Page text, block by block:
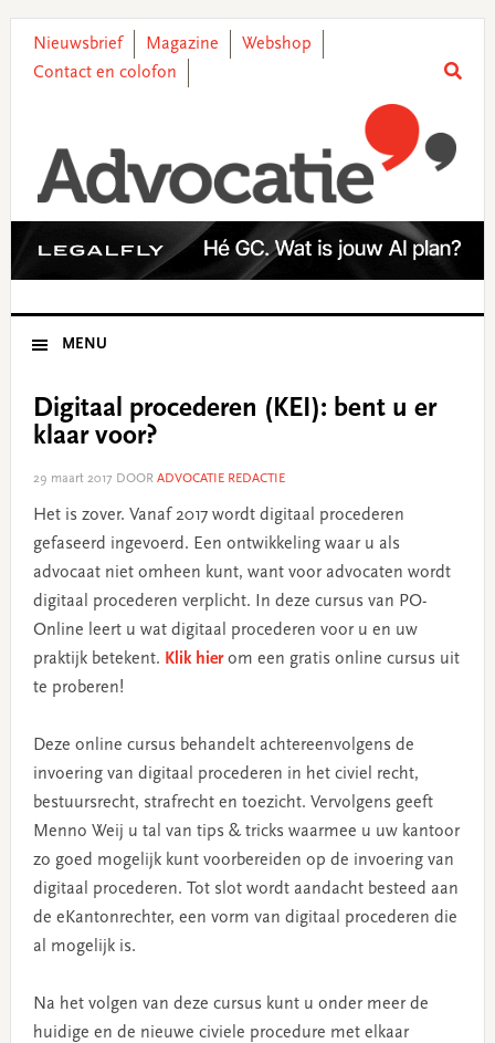
primary
main
primary
footer
Nieuwsbrief Magazine
Webshop
Contact en colofon
MENU
Digitaal procederen (KEI): bent u er
klaar voor?
29 maart 2017 DOOR ADVOCATIE REDACTIE
Het is zover. Vanaf 2017 wordt digitaal procederen
gefaseerd ingevoerd. Een ontwikkeling waar u als
advocaat niet omheen kunt, want voor advocaten wordt
digitaal procederen verplicht. In deze cursus van PO-
Online leert u wat digitaal procederen voor u en uw
praktijk betekent. Klik hierom een gratis online cursus uit
te proberen!
Deze online cursus behandelt achtereenvolgens de
invoering van digitaal procederen in het civiel recht,
bestuursrecht, strafrecht en toezicht. Vervolgens geeft
Menno Weij u tal van tips & tricks waarmee u uw kantoor
zo goed mogelijk kunt voorbereiden op de invoering van
digitaal procederen. Tot slot wordt aandacht besteed aan
de eKantonrechter, een vorm van digitaal procederen die
al mogelijk is.
Na het volgen van deze cursus kunt u onder meer de
huidige en de nieuwe civiele procedure met elkaar